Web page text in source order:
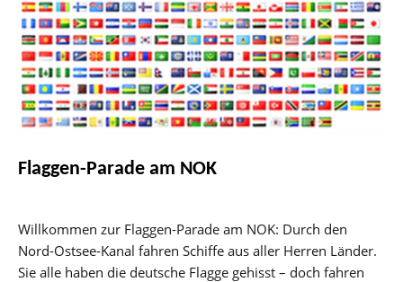
Flaggen-Parade am NOK
Willkommen zur Flaggen-Parade am NOK: Durch den
Nord-Ostsee-Kanal fahren Schiffe aus aller Herren Länder.
Sie alle haben die deutsche Flagge gehisst – doch fahren